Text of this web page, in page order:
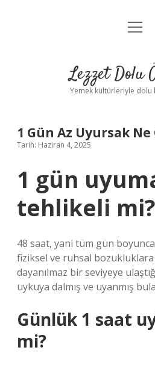
Anasayfa
Yasal
Lezzet Dolu
Yemek kültürleriyle dolu
1 Gün Az Uyursak
Tarih: Haziran 4, 2025
1 gün
tehlikeli mi?
48 saat, yani tüm gün
fiziksel ve ruhsal bozukluklara
dayanılmaz bir seviyeye
uykuya dalmış ve uyanmış
Günlük 1 saat
mi?